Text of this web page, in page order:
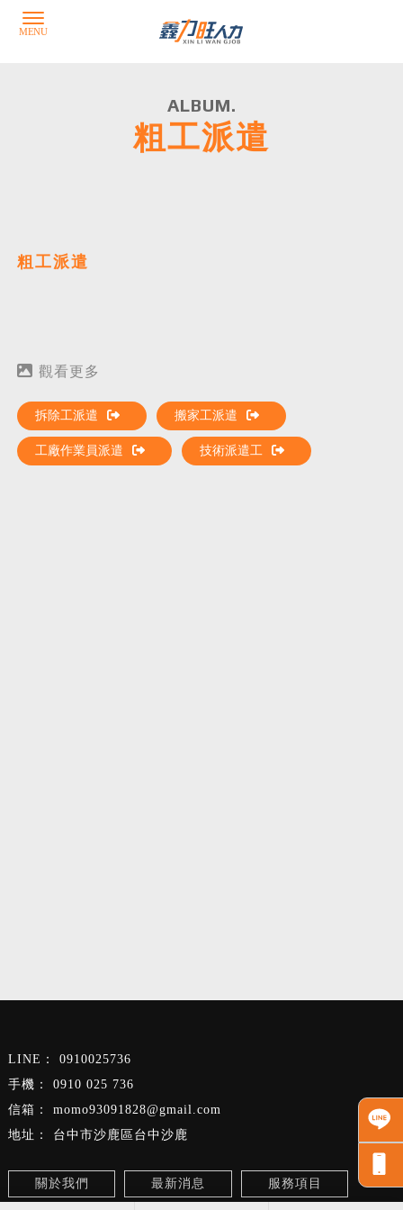
粗工派遣
粗工派遣
拆除工派遣 搬家工派遣
工廠作業員派遣 技術派遣工
0910025736
0910 025 736
momo93091828@gmail.com
台中市沙鹿區台中沙鹿
關於我們 最新消息 服務項目